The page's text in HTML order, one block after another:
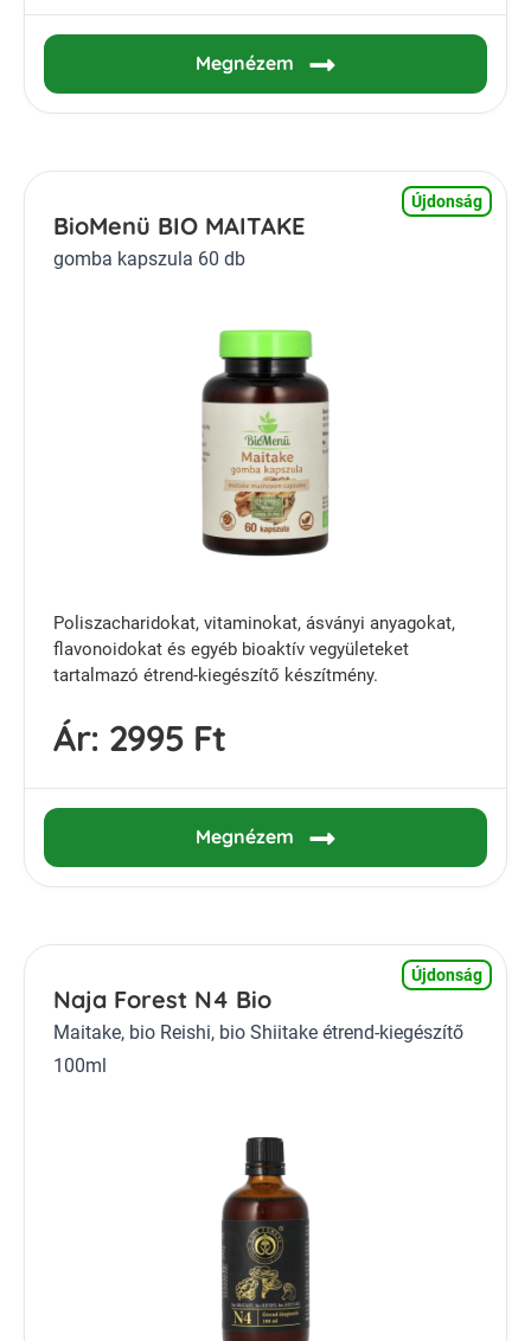
Megnézem
Újdonság
BioMenü BIO MAITAKE
gomba kapszula 60 db
Poliszacharidokat, vitaminokat, ásványi anyagokat,
flavonoidokat és egyéb bioaktív vegyületeket
tartalmazó étrend-kiegészítő készítmény.
Ár: 2995 Ft
Megnézem
Újdonság
Naja Forest N4 Bio
Maitake, bio Reishi, bio Shiitake étrend-kiegészítő
100ml